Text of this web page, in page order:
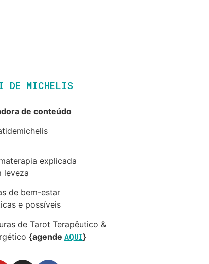
DE MICHELIS​
de conteúdo
explicada
leveza
de bem-estar
e possíveis
de Tarot Terapêutico &
{agende AQUI}